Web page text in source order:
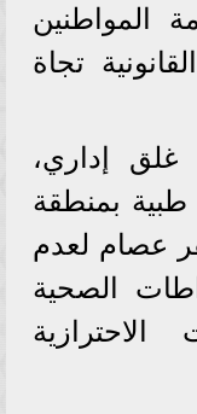
المواطنين
تجاة
إداري،
بمنطقة
عصام لعدم
الصحية